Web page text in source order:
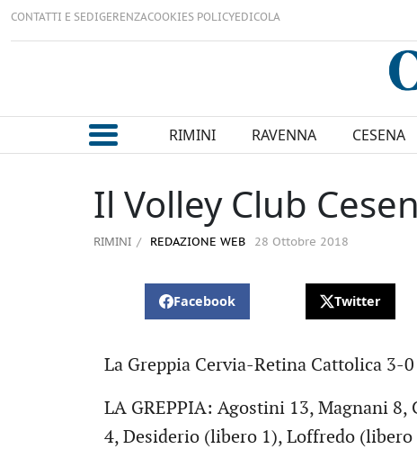
CONTATTI E SEDIGERENZACOOKIES POLICYEDICOLA
RIMINI RAVENNA CESENA
Il Volley Club
RIMINI REDAZIONE WEB 28 Ottobre 2018
Facebook Twitter
La Greppia Cervia-Retina Cattolica 3-
LA GREPPIA: Agostini 13, Magnani 8,
4, Desiderio (libero 1), Loffredo